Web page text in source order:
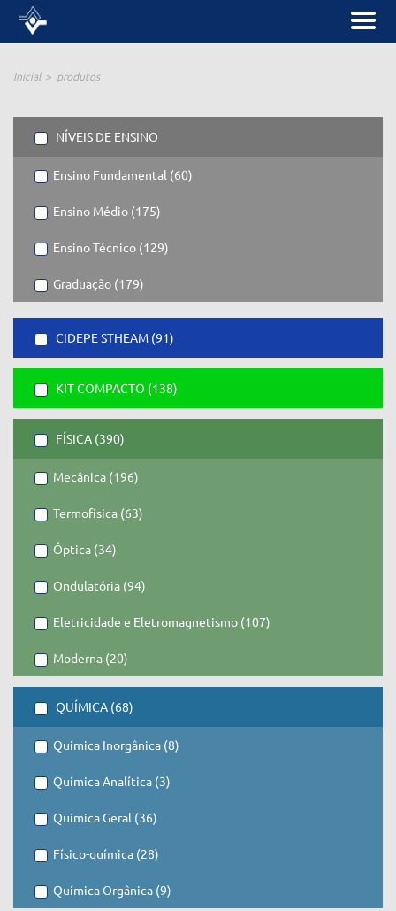
Inicial produtos
NÍVEIS DE ENSINO
Ensino Fundamental (60)
Ensino Médio (175)
Ensino Técnico (129)
Graduação (179)
CIDEPE STHEAM (91)
KIT COMPACTO (138)
FÍSICA (390)
Mecânica (196)
Termofísica (63)
Óptica (34)
Ondulatória (94)
Eletricidade e Eletromagnetismo (107)
Moderna (20)
QUÍMICA (68)
Química Inorgânica (8)
Química Analítica (3)
Química Geral (36)
Físico-química (28)
Química Orgânica (9)